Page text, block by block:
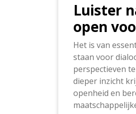
Luister
open
Het is van
staan voor
perspectieven
dieper inzicht
openheid en